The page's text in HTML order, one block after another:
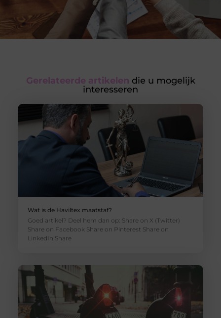
Gerelateerde artikelen die u mogelijk
interesseren
Wat is de Haviltex maatstaf?
Goed artikel? Deel hem dan op: Share on X (Twitter)
Share on Facebook Share on Pinterest Share on
LinkedIn Share